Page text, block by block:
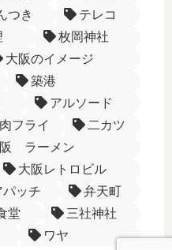
つき
テレコ
枚岡神社
大阪のイメージ
築港
アルソード
肉フライ
二カツ
ラーメン
大阪レトロビル
パッチ
弁天町
堂
三社神社
ワヤ